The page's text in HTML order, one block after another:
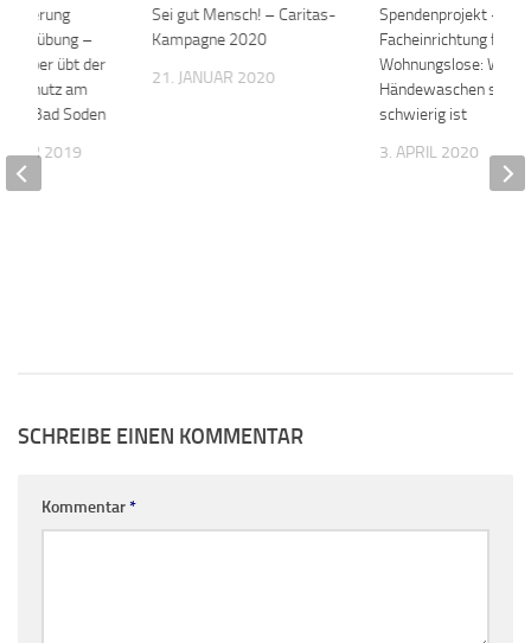
Sei gut Mensch! – Caritas-
Kampagne 2020
21. JANUAR 2020
Spendenprojekt –
Facheinrichtung für
Wohnungslose: Wenn
Händewaschen schon
schwierig ist
3. APRIL 2020
–
übt der
am
in Bad Soden
2019
SCHREIBE EINEN KOMMENTAR
Kommentar*